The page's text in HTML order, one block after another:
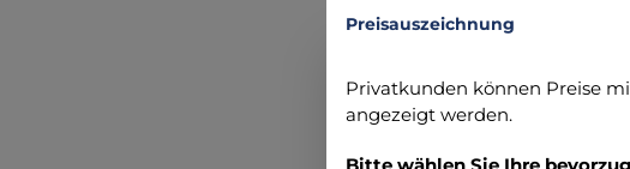
Hohe
Logistik-
Sicherbar:
Preisauszeichnung
Privatkunden können Preise
angezeigt werden.
Bitte wählen Sie Ihre